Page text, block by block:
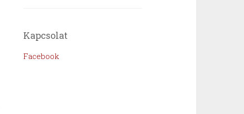
Kapcsolat
Facebook